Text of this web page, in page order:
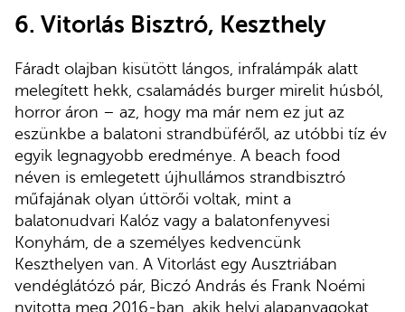
6. Vitorlás Bisztró, Keszthely
Fáradt olajban kisütött lángos, infralámpák alatt
melegített hekk, csalamádés burger mirelit húsból,
horror áron – az, hogy ma már nem ez jut az
eszünkbe a balatoni strandbüféről, az utóbbi tíz év
egyik legnagyobb eredménye. A beach food
néven is emlegetett újhullámos strandbisztró
műfajának olyan úttörői voltak, mint a
balatonudvari Kalóz vagy a balatonfenyvesi
Konyhám, de a személyes kedvencünk
Keszthelyen van. A Vitorlást egy Ausztriában
vendéglátózó pár, Biczó András és Frank Noémi
nyitotta meg 2016-ban, akik helyi alapanyagokat